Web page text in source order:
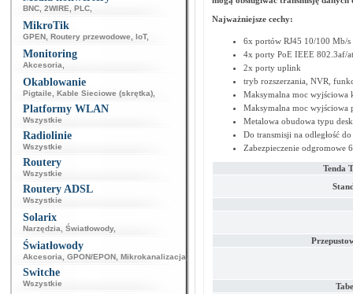
BNC 2WIRE PLC
MikroTik
GPEN Routery przewodowe IoT,
Monitoring
Akcesoria
Okablowanie
Pigtaile Kable Sieciowe (skrętka)
Platformy WLAN
Wszystkie
Radiolinie
Wszystkie
Routery
Wszystkie
Routery ADSL
Wszystkie
Solarix
Narzędzia Światłowody,
Światłowody
Akcesoria GPON/EPON Mikrokanalizacja
Switche
Wszystkie
Najważniejsze cechy:
6x portów RJ45 10/100 Mb/
4x porty PoE IEEE 802.3af/at
2x porty uplink
tryb rozszerzania, NVR,
Maksymalna moc wyjściowa
Maksymalna moc wyjściowa
Metalowa obudowa typu
Do transmisji na odległość
Zabezpieczenie
Tenda